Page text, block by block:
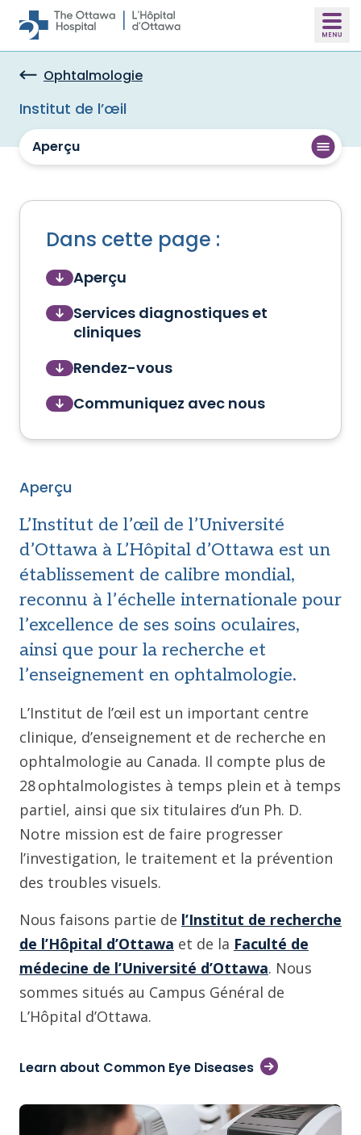
Skip to main content
Ophtalmologie
Institut de l’œil
Aperçu
Dans cette page :
Aperçu
Services diagnostiques et
cliniques
Rendez-vous
Communiquez avec nous
Aperçu
L’Institut de l’œil de l’Université
d’Ottawa à L’Hôpital d’Ottawa est un
établissement de calibre mondial,
reconnu à l’échelle internationale pour
l’excellence de ses soins oculaires,
ainsi que pour la recherche et
l’enseignement en ophtalmologie.
L’Institut de l’œil est un important centre
clinique, d’enseignement et de recherche en
ophtalmologie au Canada. Il compte plus de
28 ophtalmologistes à temps plein et à temps
partiel, ainsi que six titulaires d’un Ph. D.
Notre mission est de faire progresser
l’investigation, le traitement et la prévention
des troubles visuels.
Nous faisons partie de l’Institut de recherche
de l’Hôpital d’Ottawa et de la Faculté de
médecine de l’Université d’Ottawa. Nous
sommes situés au Campus Général de
L’Hôpital d’Ottawa.
Learn about Common Eye Diseases